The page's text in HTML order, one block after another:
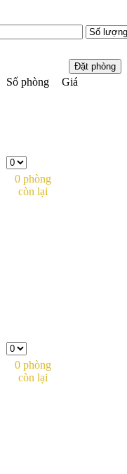
Đặt phòng
Số phòng Giá
0 phòng
còn lại
0 phòng
còn lại